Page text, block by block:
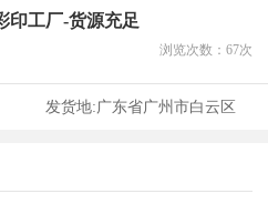
印工厂-货源充足
浏览次数： 67次
发货地:广东省广州市白云区